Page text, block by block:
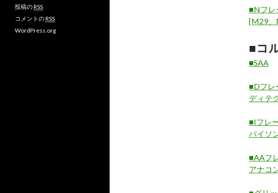
■Nフレ
[M29、
■コ
■SAA
■Dフレ
ディテ
■Iフレ
パイソ
■AAフ
アナコ
投稿のRSS
コメントのRSS
WordPress.org